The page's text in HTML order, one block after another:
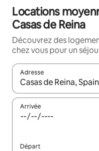
Locations
Casas de Reina
Découvrez des
chez vous pour un
Adresse
Lorsque les résultats
Arrivée
Départ